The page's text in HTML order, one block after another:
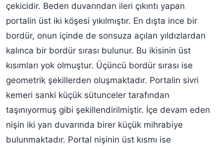
çekicidir. Beden duvarından ileri çıkıntı yapan
portalin üst iki köşesi yıkılmıştır. En dışta ince bir
bordür, onun içinde de sonsuza açılan yıldızlardan
kalınca bir bordür sırası bulunur. Bu ikisinin üst
kısımları yok olmuştur. Üçüncü bordür sırası ise
geometrik şekillerden oluşmaktadır. Portalin sivri
kemeri sanki küçük sütunceler tarafından
taşınıyormuş gibi şekillendirilmiştir. İçe devam eden
nişin iki yan duvarında birer küçük mihrabiye
bulunmaktadır. Portal nişinin üst kısmı ise